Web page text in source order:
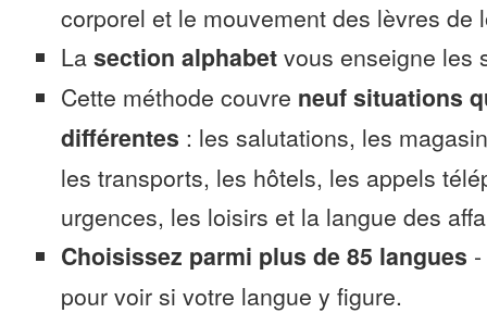
corporel et le mouvement des lèvres de
La section alphabet vous enseigne les
Cette méthode couvre neuf situations
différentes : les salutations, les
les transports, les hôtels, les appels
urgences, les loisirs et la langue des
Choisissez parmi plus de 85 langues -
pour voir si votre langue y figure.